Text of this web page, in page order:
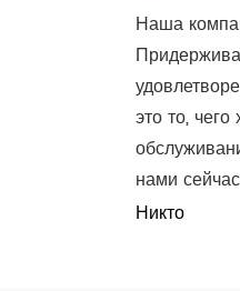
Наша
это то,
нами
Никто